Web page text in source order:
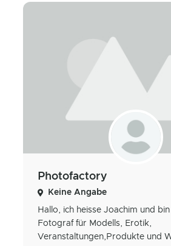
Photofactory
Keine Angabe
Hallo, ich heisse Joachim und
Fotograf für Modells, Erotik,
Veranstaltungen,Produkte und